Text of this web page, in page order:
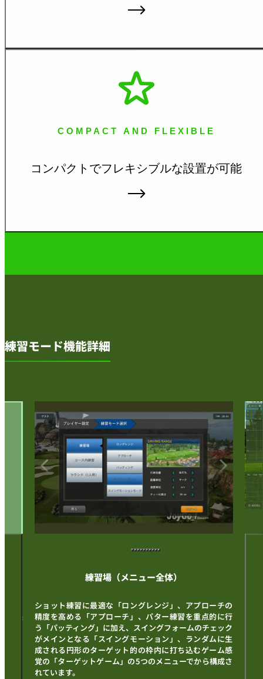
COMPACT AND FLEXIBLE
コンパクトでフレキシブルな設置が可能
練習モード機能詳細
を保
練習場（メニュー全体）
ショット練習に最適な「ロングレンジ」、アプローチの
精度を高める「アプローチ」、パター練習を重点的に行
う「パッティング」に加え、スイングフォームのチェック
がメインとなる「スイングモーション」、ランダムに生
成される円形のターゲット的の枠内に打ち込むゲーム感
覚の「ターゲットゲーム」の5つのメニューでから構成さ
れています。